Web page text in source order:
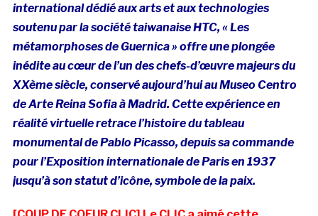
international dédié aux arts et aux technologies
soutenu par la société taiwanaise HTC, « Les
métamorphoses de Guernica » offre une plongée
inédite au cœur de l’un des chefs-d’œuvre majeurs du
XXème siècle, conservé aujourd’hui au Museo Centro
de Arte Reina Sofia à Madrid. Cette expérience en
réalité virtuelle retrace l’histoire du tableau
monumental de Pablo Picasso, depuis sa commande
pour l’Exposition internationale de Paris en 1937
jusqu’à son statut d’icône, symbole de la paix.